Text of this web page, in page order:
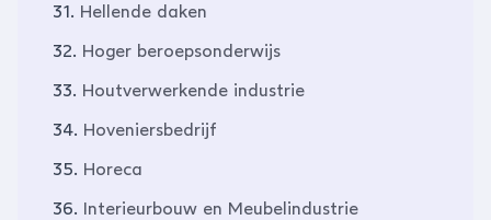
31. Hellende daken
32. Hoger beroepsonderwijs
33. Houtverwerkende industrie
34. Hoveniersbedrijf
35. Horeca
36. Interieurbouw en Meubelindustrie